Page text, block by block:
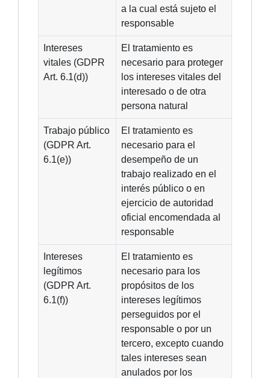
a la cual está sujeto el
responsable
Intereses
vitales (GDPR
Art. 6.1(d))
El tratamiento es
necesario para proteger
los intereses vitales del
interesado o de otra
persona natural
Trabajo público
(GDPR Art.
6.1(e))
El tratamiento es
necesario para el
desempeño de un
trabajo realizado en el
interés público o en
ejercicio de autoridad
oficial encomendada al
responsable
Intereses
legítimos
(GDPR Art.
6.1(f))
El tratamiento es
necesario para los
propósitos de los
intereses legítimos
perseguidos por el
responsable o por un
tercero, excepto cuando
tales intereses sean
anulados por los